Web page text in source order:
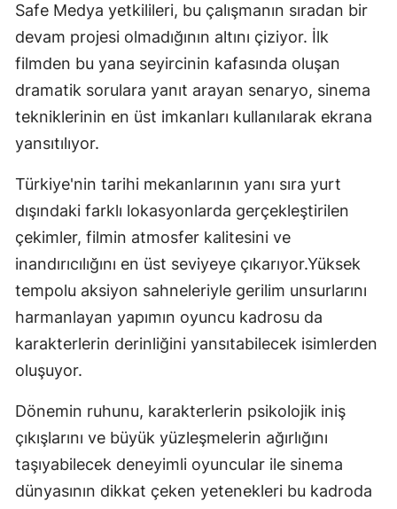
Safe Medya yetkilileri, bu çalışmanın sıradan bir
devam projesi olmadığının altını çiziyor. İlk
filmden bu yana seyircinin kafasında oluşan
dramatik sorulara yanıt arayan senaryo, sinema
tekniklerinin en üst imkanları kullanılarak ekrana
yansıtılıyor.
Türkiye'nin tarihi mekanlarının yanı sıra yurt
dışındaki farklı lokasyonlarda gerçekleştirilen
çekimler, filmin atmosfer kalitesini ve
inandırıcılığını en üst seviyeye çıkarıyor.Yüksek
tempolu aksiyon sahneleriyle gerilim unsurlarını
harmanlayan yapımın oyuncu kadrosu da
karakterlerin derinliğini yansıtabilecek isimlerden
oluşuyor.
Dönemin ruhunu, karakterlerin psikolojik iniş
çıkışlarını ve büyük yüzleşmelerin ağırlığını
taşıyabilecek deneyimli oyuncular ile sinema
dünyasının dikkat çeken yetenekleri bu kadroda